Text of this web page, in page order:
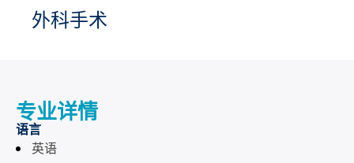
外科手术
专业详情
语言
英语